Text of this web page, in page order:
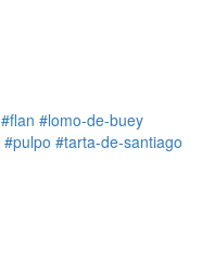
#flan #lomo-de-buey
#pulpo #tarta-de-santiago